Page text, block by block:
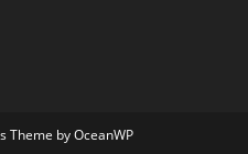
Theme by OceanWP